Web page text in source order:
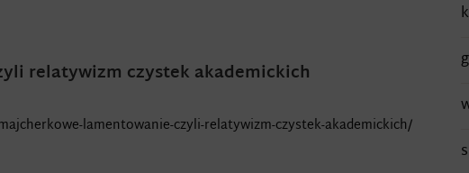
relatywizm czystek akademickich
lamentowanie-czyli-relatywizm-czystek-akademickich/